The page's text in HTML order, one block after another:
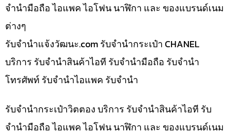
จำนำมือถือ ไอแพค ไอโฟน นาฬิกา และ ของแบรนด์เนม
ต่างๆ
รับจํานําแจ้งวัฒนะ.com รับจำนำกระเป๋า CHANEL
บริการ รับจำนำสินค้าไอที รับจำนำมือถือ รับจำนำ
โทรศัพท์ รับจำนำไอแพค รับจำนำ
รับจำนำกระเป๋าวิตตอง บริการ รับจำนำสินค้าไอที รับ
จำนำมือถือ ไอแพค ไอโฟน นาฬิกา และ ของแบรนด์เนม